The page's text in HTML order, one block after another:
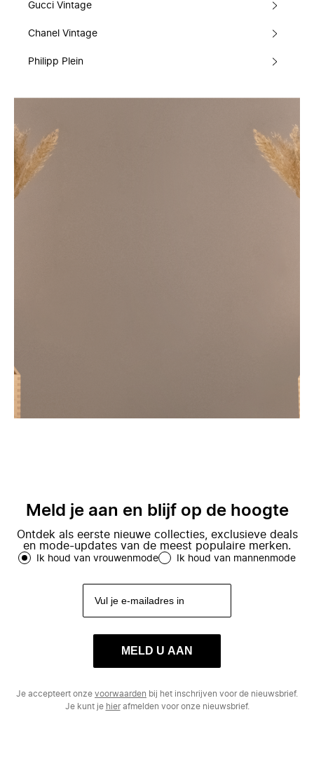
Gucci Vintage
Chanel Vintage
Philipp Plein
Meld je aan en blijf op de hoogte
Ontdek als eerste nieuwe collecties, exclusieve deals
en mode-updates van de meest populaire merken.
Ik houd van vrouwenmode Ik houd van mannenmode
MELD U AAN
Je accepteert onze voorwaarden bij het inschrijven voor de nieuwsbrief.
Je kunt je hierafmelden voor onze nieuwsbrief.